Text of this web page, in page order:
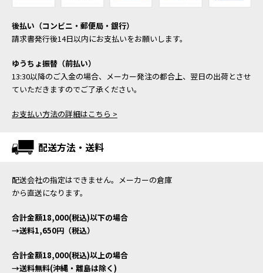
後払い（コンビニ・郵便局・銀行）
請求書発行後14日以内にお支払いをお願いします。
ゆうちょ振替（前払い）
13:30以降のご入金の場合、メーカー発注の都合上、翌日の出荷とさせ
ていただきますのでご了承ください。
お支払い方法の詳細はこちら >
配送方法・送料
配送会社の指定はできません。メーカーの倉庫
から直送になります。
合計金額18,000(税込)以下の場合
→送料1,650円（税込）
合計金額18,000(税込)以上の場合
→送料無料(沖縄・離島は除く)